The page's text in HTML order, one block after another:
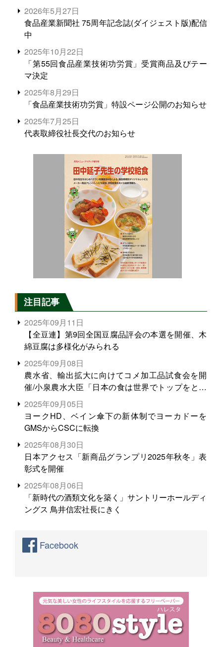
2026年5月27日
食品産業新聞社 75周年記念誌(ダイジェスト版)配信
中
2025年10月22日
「第55回食品産業技術功労賞」受賞商品及びテー
マ決定
2025年8月29日
「食品産業技術功労賞」特設ページ公開のお知らせ
2025年7月25日
代表取締役社長交代のお知らせ
注目記事
2025年09月11日
【全豆連】第9回全国豆腐品評会の本選を開催、木
綿豆腐は多様化がみられる
2025年09月08日
農水省、輸出拡大に向けてコメ加工品試食会を開
催/小泉農水大臣「日本の食は世界でトップをとれ
る。米増産に向けて、米輸出需要の拡大を」
2025年09月05日
ヨークHD、ベイン傘下の新体制でヨーカドーを
GMSからCSCに転換
2025年08月30日
日本アクセス「新商品グランプリ2025年秋冬」表
彰式を開催
2025年08月06日
「新時代の酒類文化を築く」サントリーホールディ
ングス 鳥井信宏社長にきく
Facebook